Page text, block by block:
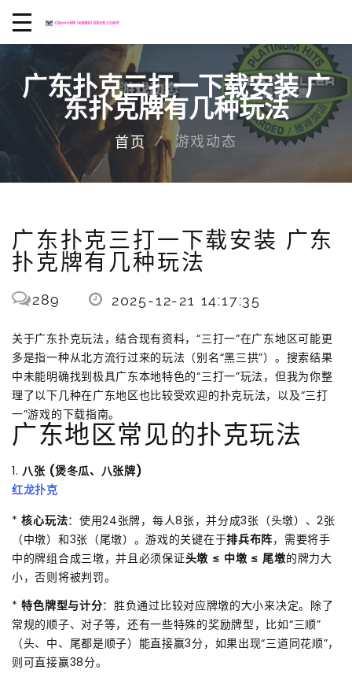
广东扑克三打一下载安装 广
东扑克牌有几种玩法
首页 游戏动态
广东扑克三打一下载安装 广东
扑克牌有几种玩法
289 2025-12-21 14:17:35
关于广东扑克玩法，结合现有资料，“三打一”在广东地区可能更
多是指一种从北方流行过来的玩法（别名“黑三拱”）。搜索结果
中未能明确找到极具广东本地特色的“三打一”玩法，但我为你整
理了以下几种在广东地区也比较受欢迎的扑克玩法，以及“三打
一”游戏的下载指南。
广东地区常见的扑克玩法
1. 八张 (煲冬瓜、八张牌)
红龙扑克
*核心玩法：使用24张牌，每人8张，并分成3张（头墩）、2张
（中墩）和3张（尾墩）。游戏的关键在于排兵布阵，需要将手
中的牌组合成三墩，并且必须保证头墩 ≤ 中墩 ≤ 尾墩的牌力大
小，否则将被判罚。
*特色牌型与计分：胜负通过比较对应牌墩的大小来决定。除了
常规的顺子、对子等，还有一些特殊的奖励牌型，比如“三顺”
（头、中、尾都是顺子）能直接赢3分，如果出现“三道同花顺”，
则可直接赢38分。